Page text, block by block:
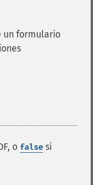
un formulario
o false si